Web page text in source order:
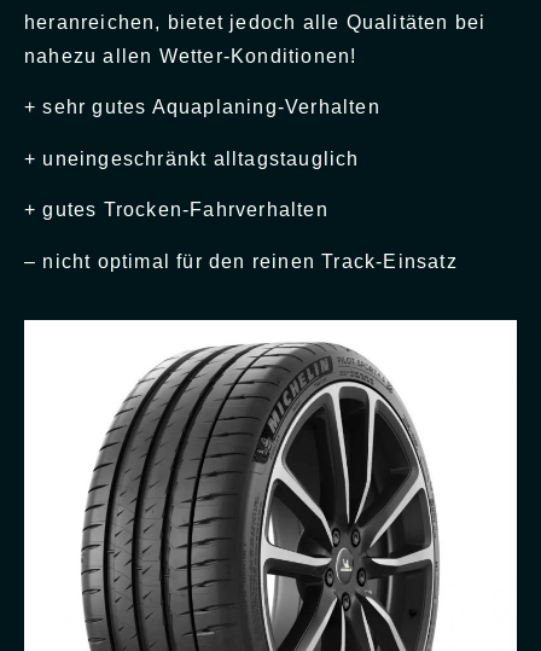
heranreichen, bietet jedoch alle Qualitäten bei
nahezu allen Wetter-Konditionen!
+ sehr gutes Aquaplaning-Verhalten
+ uneingeschränkt alltagstauglich
+ gutes Trocken-Fahrverhalten
– nicht optimal für den reinen Track-Einsatz